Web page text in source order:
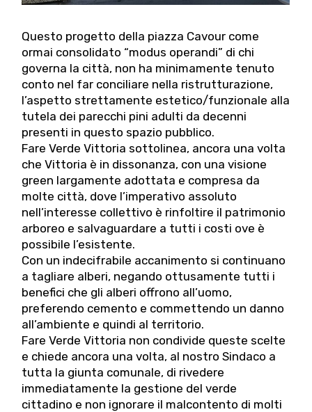
Questo progetto della piazza Cavour come
ormai consolidato “modus operandi” di chi
governa la città, non ha minimamente tenuto
conto nel far conciliare nella ristrutturazione,
l’aspetto strettamente estetico/funzionale alla
tutela dei parecchi pini adulti da decenni
presenti in questo spazio pubblico.
Fare Verde Vittoria sottolinea, ancora una volta
che Vittoria è in dissonanza, con una visione
green largamente adottata e compresa da
molte città, dove l’imperativo assoluto
nell’interesse collettivo è rinfoltire il patrimonio
arboreo e salvaguardare a tutti i costi ove è
possibile l’esistente.
Con un indecifrabile accanimento si continuano
a tagliare alberi, negando ottusamente tutti i
benefici che gli alberi offrono all’uomo,
preferendo cemento e commettendo un danno
all’ambiente e quindi al territorio.
Fare Verde Vittoria non condivide queste scelte
e chiede ancora una volta, al nostro Sindaco a
tutta la giunta comunale, di rivedere
immediatamente la gestione del verde
cittadino e non ignorare il malcontento di molti